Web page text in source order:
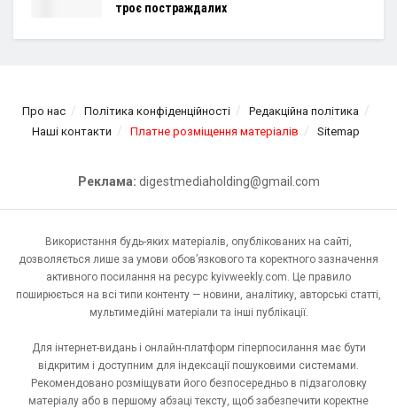
троє постраждалих
Про нас Політика конфіденційності
Редакційна політика
Наші контакти
Платне розміщення матеріалів Sitemap
Реклама: digestmediaholding@gmail.com
Використання будь-яких матеріалів, опублікованих на сайті,
дозволяється лише за умови обов’язкового та коректного зазначення
активного посилання на ресурс kyivweekly.com. Це правило
поширюється на всі типи контенту — новини, аналітику, авторські статті,
мультимедійні матеріали та інші публікації.
Для інтернет-видань і онлайн-платформ гіперпосилання має бути
відкритим і доступним для індексації пошуковими системами.
Рекомендовано розміщувати його безпосередньо в підзаголовку
матеріалу або в першому абзаці тексту, щоб забезпечити коректне